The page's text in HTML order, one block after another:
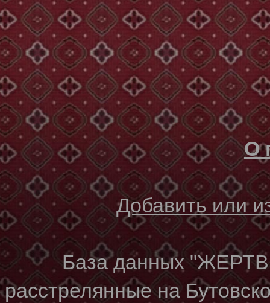
О
Добавить или
База данных
расстрелянные на